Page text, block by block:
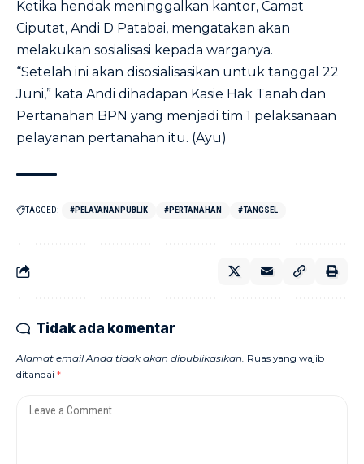
Ketika hendak meninggalkan kantor, Camat
Ciputat, Andi D Patabai, mengatakan akan
melakukan sosialisasi kepada warganya.
“Setelah ini akan disosialisasikan untuk tanggal 22
Juni,” kata Andi dihadapan Kasie Hak Tanah dan
Pertanahan BPN yang menjadi tim 1 pelaksanaan
pelayanan pertanahan itu. (Ayu)
TAGGED: #PELAYANANPUBLIK #PERTANAHAN #TANGSEL
Tidak ada komentar
Alamat email Anda tidak akan dipublikasikan. Ruas yang wajib
ditandai *